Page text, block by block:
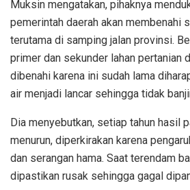
Muksin mengatakan, pihaknya
pemerintah daerah akan membenahi
terutama di samping jalan provinsi.
primer dan sekunder lahan pertanian
dibenahi karena ini sudah lama
air menjadi lancar sehingga tidak
Dia menyebutkan, setiap tahun hasil
menurun, diperkirakan karena
dan serangan hama. Saat terendam
dipastikan rusak sehingga gagal